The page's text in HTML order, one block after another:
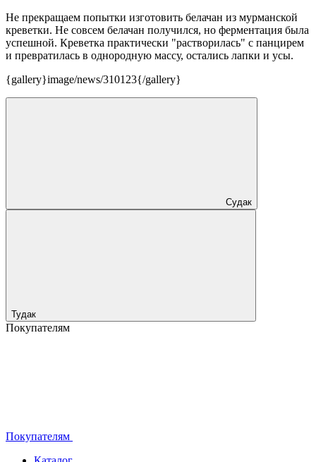
Не прекращаем попытки изготовить белачан из мурманской
креветки. Не совсем белачан получился, но ферментация была
успешной. Креветка практически "растворилась" с панцирем
и превратилась в однородную массу, остались лапки и усы.
{gallery}image/news/310123{/gallery}
Судак
Тудак
Покупателям
Покупателям